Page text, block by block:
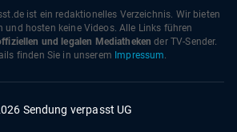
de ist ein redaktionelles Verzeichnis. Wir bieten
und hosten keine Videos. Alle Links führen
und legalen Mediatheken der TV-Sender.
finden Sie in unserem Impressum.
Sendung verpasst UG